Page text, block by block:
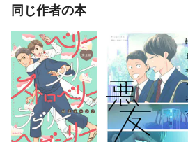
同じ作者の本